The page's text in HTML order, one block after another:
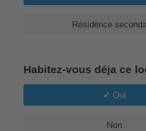
Résidence
Habitez-vous déja ce
Oui
Non